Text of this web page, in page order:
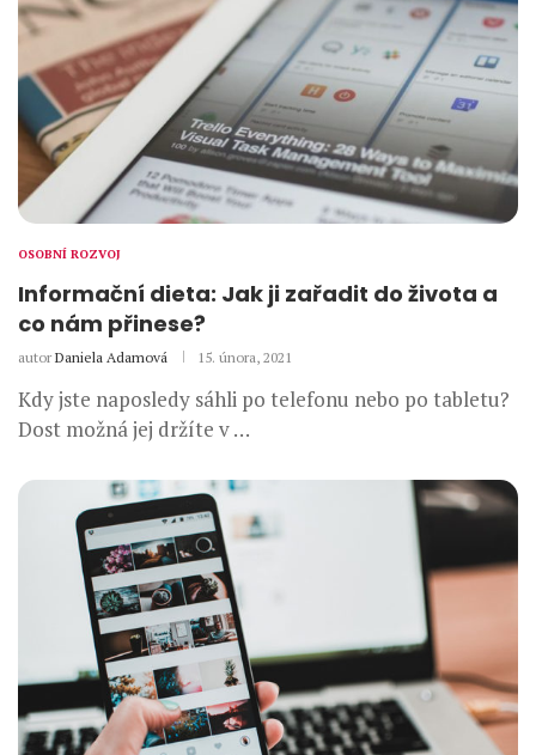
OSOBNÍ ROZVOJ
Informační dieta: Jak ji zařadit do života a
co nám přinese?
autor Daniela Adamová 15. února, 2021
Kdy jste naposledy sáhli po telefonu nebo po tabletu?
Dost možná jej držíte v …